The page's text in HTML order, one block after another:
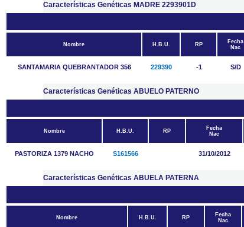
Características Genéticas MADRE 2293901D
Nombre H.B.U. RP
Fecha
Nac
SANTAMARIA QUEBRANTADOR 356 229390 -1 S/D
Características Genéticas ABUELO PATERNO
Nombre H.B.U. RP
Fecha
Nac
PASTORIZA 1379 NACHO S161566 31/10/2012
Características Genéticas ABUELA PATERNA
Nombre H.B.U. RP
Fecha
Nac